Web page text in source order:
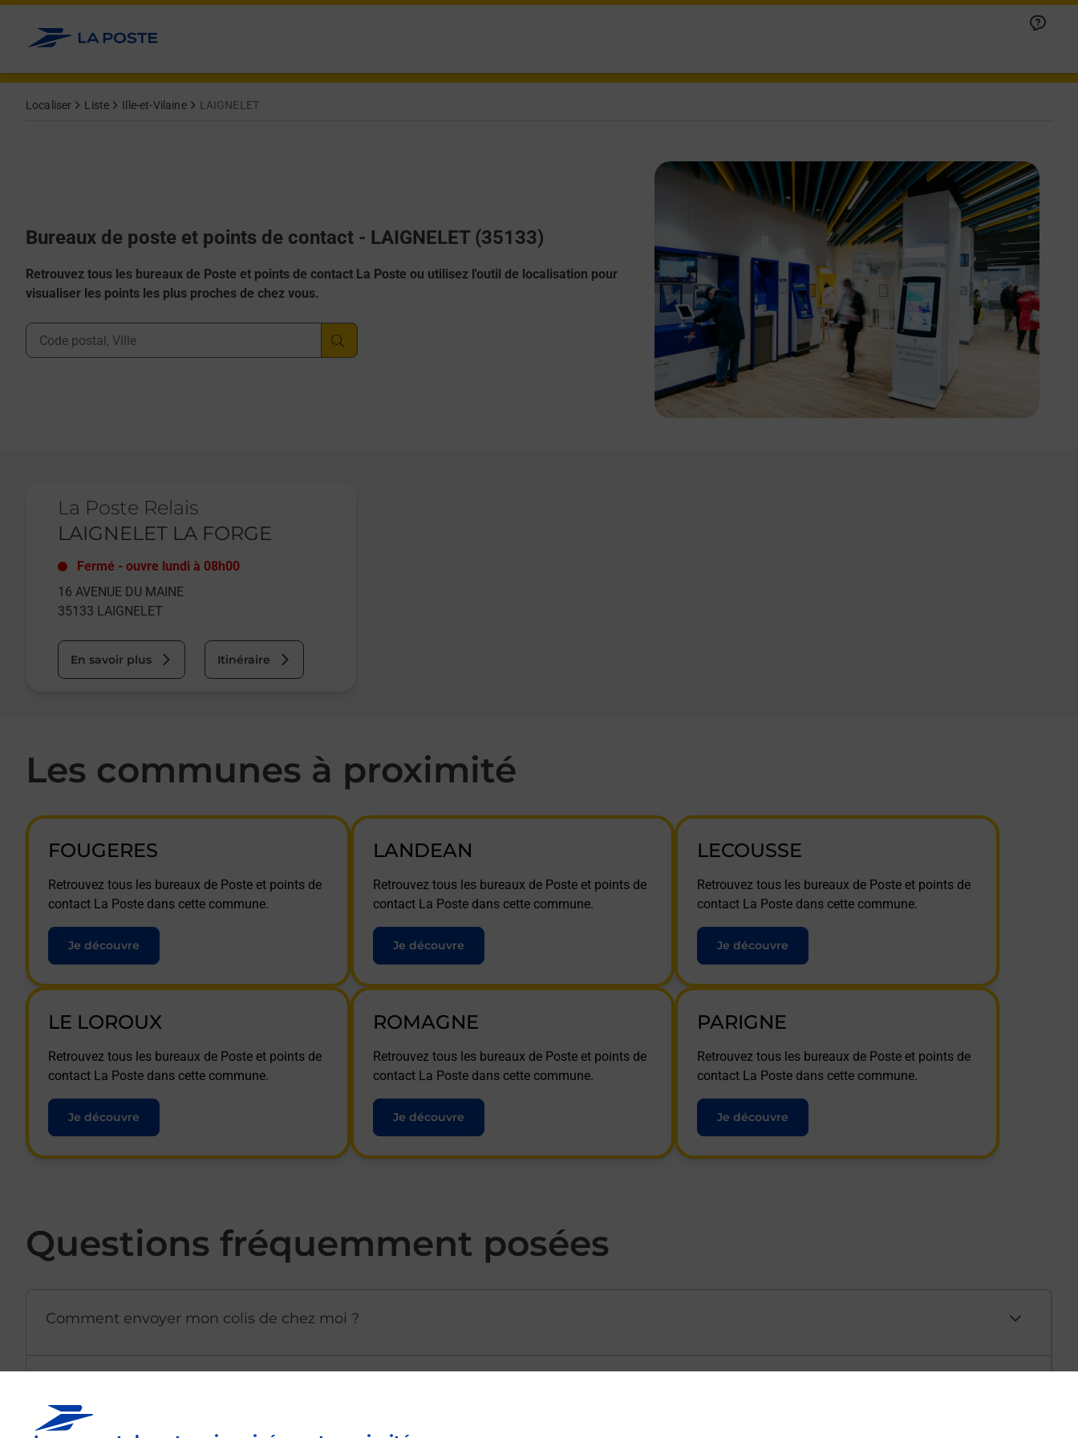
Allez au contenu
Localiser Liste Ille-et-Vilaine LAIGNELET
Bureaux de poste et points de contact - LAIGNELET (35133)
Retrouvez tous les bureaux de Poste et points de contact La Poste ou utilisez l'outil de localisation pour
visualiser les points les plus proches de chez vous.
Ville, Département, Code Postal
La Poste Relais
LAIGNELET LA FORGE
Fermé - ouvre lundi à 08h00
16 AVENUE DU MAINE
35133 LAIGNELET
En savoir plus Itinéraire
Les communes à proximité
FOUGERES
Retrouvez tous les bureaux de Poste et points de
contact La Poste dans cette commune.
Je découvre
LANDEAN
Retrouvez tous les bureaux de Poste et points de
contact La Poste dans cette commune.
Je découvre
LECOUSSE
Retrouvez tous les bureaux de Poste et points de
contact La Poste dans cette commune.
Je découvre
LE LOROUX
Retrouvez tous les bureaux de Poste et points de
contact La Poste dans cette commune.
Je découvre
ROMAGNE
Retrouvez tous les bureaux de Poste et points de
contact La Poste dans cette commune.
Je découvre
PARIGNE
Retrouvez tous les bureaux de Poste et points de
contact La Poste dans cette commune.
Je découvre
Questions fréquemment posées
Comment envoyer mon colis de chez moi ?
Afficher ou masquer la réponse
Afficher ou masquer la réponse
Afficher ou masquer la réponse
Afficher ou masquer la réponse
Afficher ou masquer la réponse